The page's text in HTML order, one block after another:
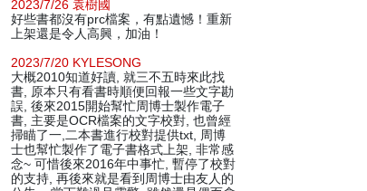
2023/7/26 袁樹國
好些書都沒有prc檔案，有點遺憾！重新
上架還是令人高興，加油！
2023/7/20 KYLESONG
大概2010知道好讀, 就三不五時來此找
書, 原本只有看書時順便回報一些文字勘
誤, 後來2015開始幫忙周博士製作電子
書, 主要是OCR檔案的文字校對, 也曾經
掃瞄了一,二本書進行校對提供txt, 周博
士也幫忙製作了電子書格式上架, 非常感
念~ 可惜後來2016年中事忙, 暫停了校對
的支持, 再後來就是看到周博士由友人的